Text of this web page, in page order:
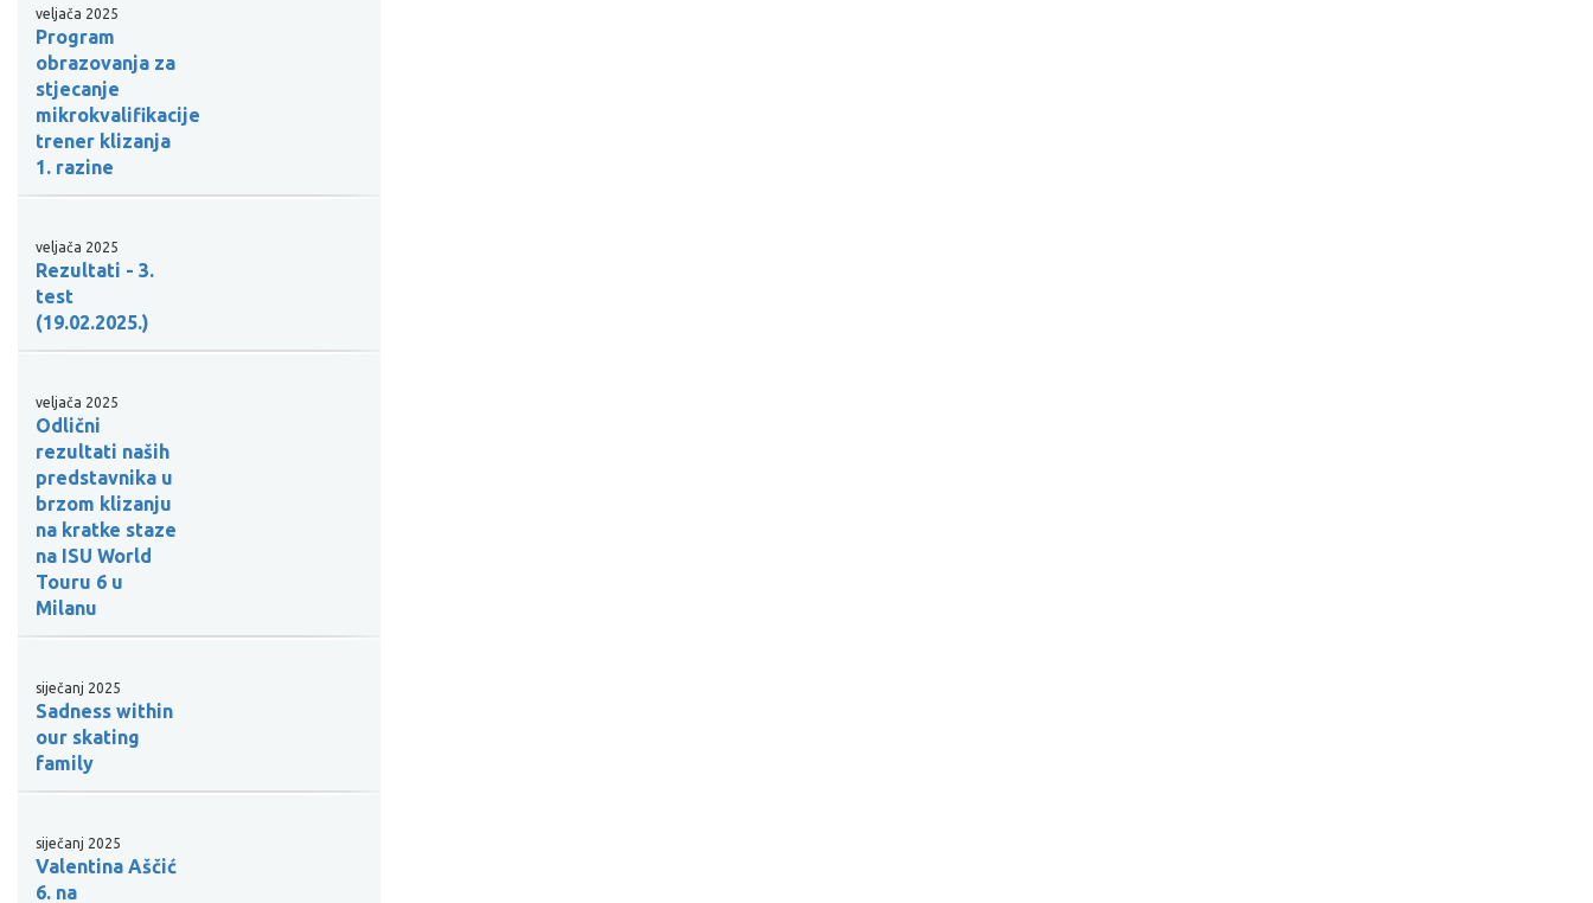
veljača 2025
Program
obrazovanja za
stjecanje
mikrokvalifikacije
trener klizanja
1. razine
veljača 2025
Rezultati - 3.
test
(19.02.2025.)
veljača 2025
Odlični
rezultati naših
predstavnika u
brzom klizanju
na kratke staze
na ISU World
Touru 6 u
Milanu
siječanj 2025
Sadness within
our skating
family
siječanj 2025
Valentina Aščić
6. na